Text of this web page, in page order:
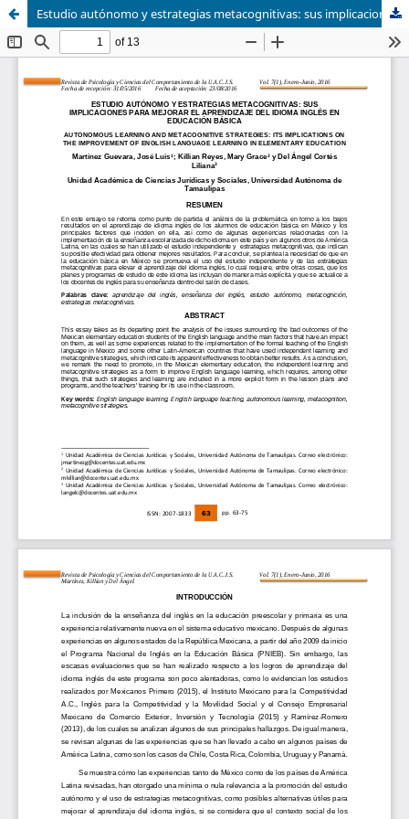
Estudio autónomo y estrategias metacognitivas: sus implicaciones para mejorar el aprendizaje del idioma inglés en educación básica